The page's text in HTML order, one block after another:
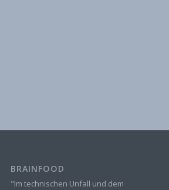
BRAINFOOD
"Im technischen Unfall und dem